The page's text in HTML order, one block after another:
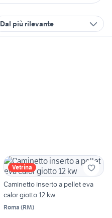
Dal più rilevante
Vetrina
Caminetto inserto a pellet eva
calor giotto 12 kw
Roma (RM)